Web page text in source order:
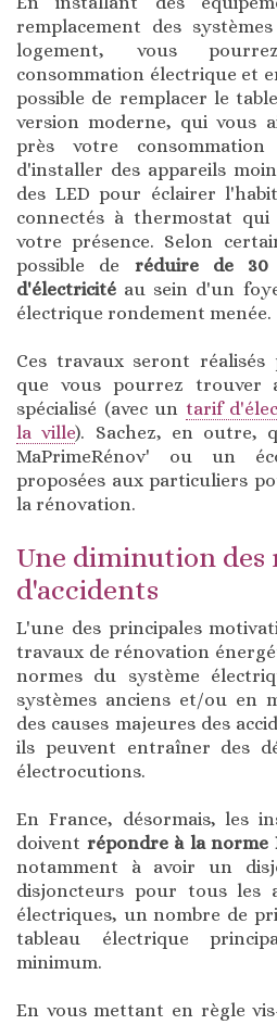
remplacement des
logement, vous
consommation électrique et
possible de remplacer le
version moderne, qui vous
près votre
d'installer des appareils
des LED pour éclairer
connectés à thermostat
votre présence. Selon
possible de réduire de 30
d'électricité au sein d'un
électrique rondement menée.
Ces travaux seront
que vous pourrez trouver
spécialisé (avec un tarif
la ville). Sachez, en outre,
MaPrimeRénov' ou un
proposées aux particuliers
la rénovation.
Une diminution des
d'accidents
L'une des principales
travaux de rénovation
normes du système
systèmes anciens et/ou en
des causes majeures des
ils peuvent entraîner des
électrocutions.
En France, désormais, les
doivent répondre à la norme
notamment à avoir un
disjoncteurs pour tous les
électriques, un nombre de
tableau électrique
minimum.
En vous mettant en règle